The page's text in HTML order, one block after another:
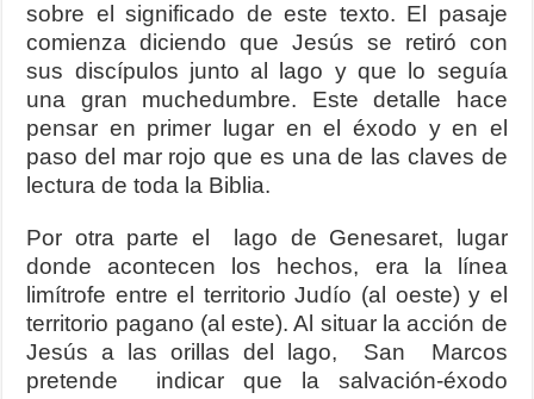
sobre el significado de este texto. El pasaje
comienza diciendo que Jesús se retiró con
sus discípulos junto al lago y que lo seguía
una gran muchedumbre. Este detalle hace
pensar en primer lugar en el éxodo y en el
paso del mar rojo que es una de las claves de
lectura de toda la Biblia.
Por otra parte el lago de Genesaret, lugar
donde acontecen los hechos, era la línea
limítrofe entre el territorio Judío (al oeste) y el
territorio pagano (al este). Al situar la acción de
Jesús a las orillas del lago, San Marcos
pretende indicar que la salvación-éxodo